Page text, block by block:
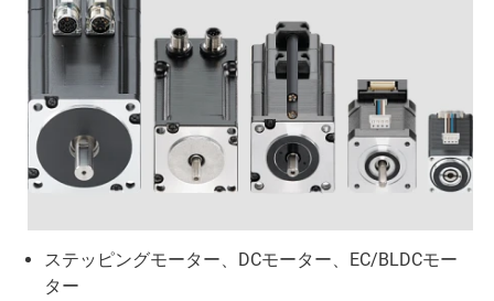
ステッピングモーター、DCモーター、EC/BLDCモー
ター